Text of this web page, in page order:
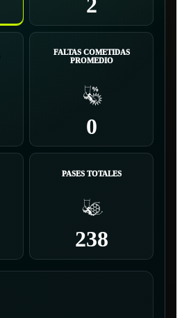
2
FALTAS COMETIDAS
PROMEDIO
0
PASES TOTALES
238